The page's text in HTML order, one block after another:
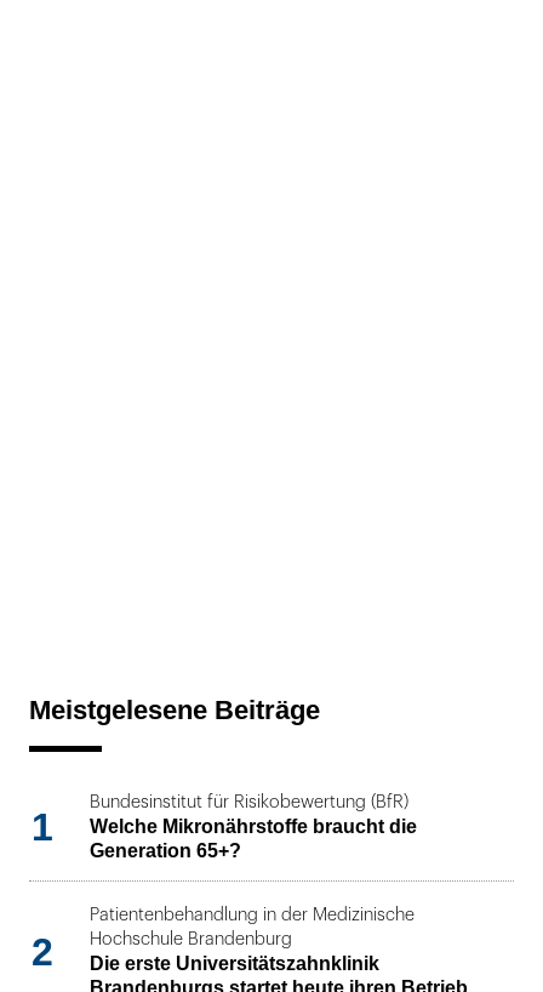
Meistgelesene Beiträge
1
Bundesinstitut für Risikobewertung (BfR)
Welche Mikronährstoffe braucht die
Generation 65+?
2
Patientenbehandlung in der Medizinische
Hochschule Brandenburg
Die erste Universitätszahnklinik